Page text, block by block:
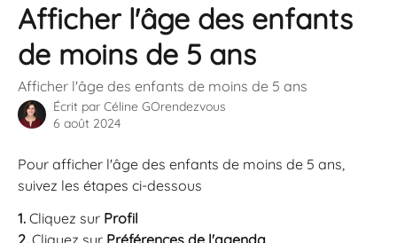
Afficher l'âge des enfants
de moins de 5 ans
Afficher l'âge des enfants de moins de 5 ans
Écrit par Céline GOrendezvous
6 août 2024
Pour afficher l'âge des enfants de moins de 5 ans,
suivez les étapes ci-dessous
1. Cliquez sur Profil